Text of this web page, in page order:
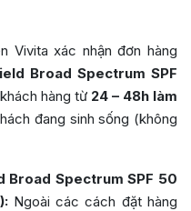
Vivita xác nhận đơn hàng
Broad Spectrum SPF
hàng từ 24 – 48h làm
đang sinh sống (không
Broad Spectrum SPF 50
Ngoài các cách đặt hàng